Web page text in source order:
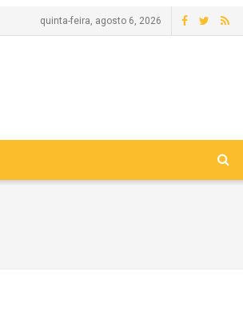
quinta-feira, agosto 6, 2026